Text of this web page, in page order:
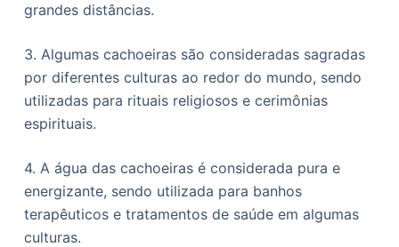
grandes distâncias.
3. Algumas cachoeiras são consideradas sagradas
por diferentes culturas ao redor do mundo, sendo
utilizadas para rituais religiosos e cerimônias
espirituais.
4. A água das cachoeiras é considerada pura e
energizante, sendo utilizada para banhos
terapêuticos e tratamentos de saúde em algumas
culturas.